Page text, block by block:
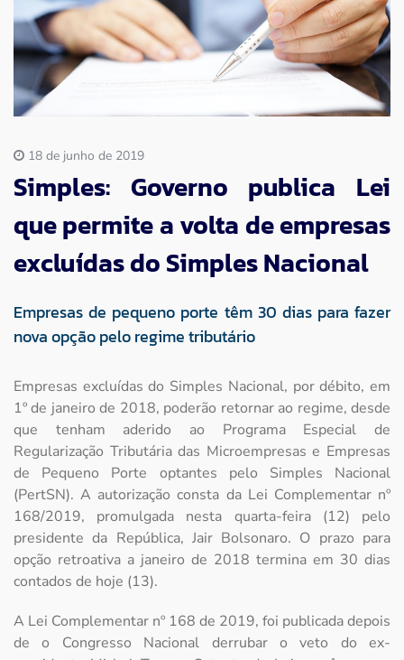
Imprensa
Contato
18 de junho de 2019
Simples: Governo publica Lei
que permite a volta de empresas
excluídas do Simples Nacional
Empresas de pequeno porte têm 30 dias para fazer
nova opção pelo regime tributário
Empresas excluídas do Simples Nacional, por débito, em
1º de janeiro de 2018, poderão retornar ao regime, desde
que tenham aderido ao Programa Especial de
Regularização Tributária das Microempresas e Empresas
de Pequeno Porte optantes pelo Simples Nacional
(PertSN). A autorização consta da Lei Complementar nº
168/2019, promulgada nesta quarta-feira (12) pelo
presidente da República, Jair Bolsonaro. O prazo para
opção retroativa a janeiro de 2018 termina em 30 dias
contados de hoje (13).
A Lei Complementar nº 168 de 2019, foi publicada depois
de o Congresso Nacional derrubar o veto do ex-